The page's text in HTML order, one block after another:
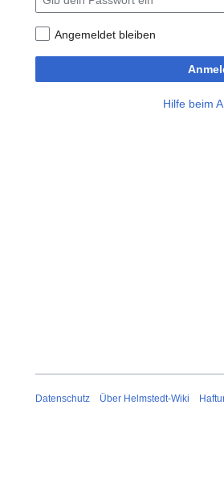
Angemeldet bleiben
Hilfe beim
Datenschutz Über Helmstedt-Wiki